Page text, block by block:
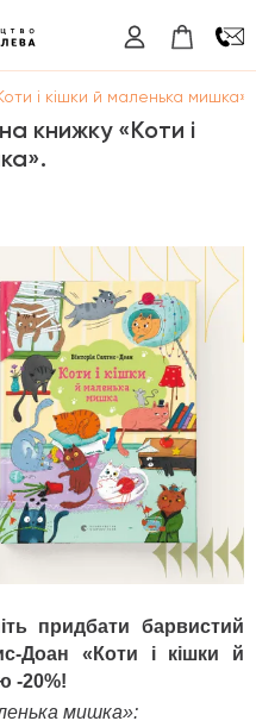
і кішки й маленька мишка».
книжку «Коти і
придбати барвистий
Доан «Коти і кішки й
-20%!
мишка»: